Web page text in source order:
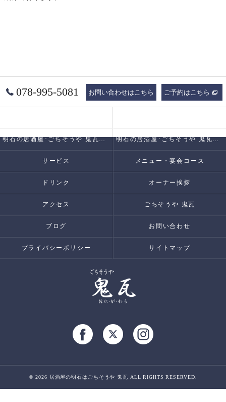
078-995-5081 お問い合わせはこちら ご予約はこちら
明石の居酒屋･ごちそうや 鬼瓦の評判 明石の居酒屋･ごちそうや 鬼瓦のお客様の声
サービス メニュー・宴会コース
ドリンク オーナー挨拶
アクセス ごちそうや 鬼瓦
ブログ お問い合わせ
プライバシーポリシー サイトマップ
© 2026 居酒屋の明石はごちそうや 鬼瓦 ALL RIGHTS RESERVED.